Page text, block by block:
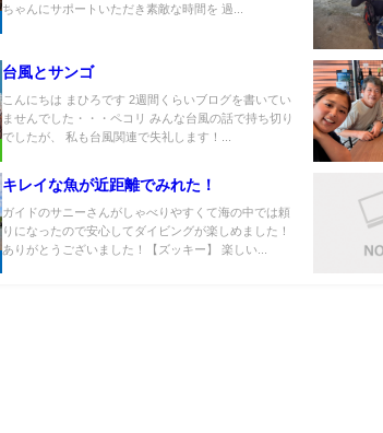
ちゃんにサポートいただき素敵な時間を 過...
台風とサンゴ
こんにちは まひろです 2週間くらいブログを書いてい
ませんでした・・・ペコリ みんな台風の話で持ち切り
でしたが、 私も台風関連で失礼します！...
キレイな魚が近距離でみれた！
ガイドのサニーさんがしゃべりやすくて海の中では頼
りになったので安心してダイビングが楽しめました！
ありがとうございました！【ズッキー】 楽しい...